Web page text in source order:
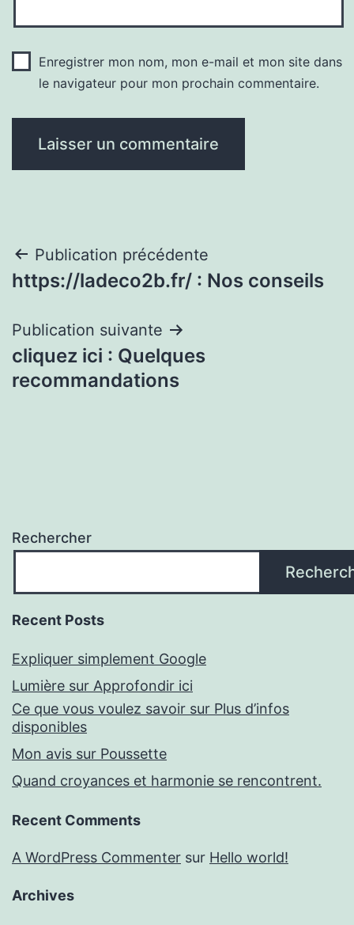
Enregistrer mon nom, mon e-mail et mon site dans
le navigateur pour mon prochain commentaire.
Navigation
de
l’article
Publication précédente
https://ladeco2b.fr/ : Nos conseils
Publication suivante
cliquez ici : Quelques
recommandations
Rechercher
Recent Posts
Expliquer simplement Google
Lumière sur Approfondir ici
Ce que vous voulez savoir sur Plus d’infos
disponibles
Mon avis sur Poussette
Quand croyances et harmonie se rencontrent.
Recent Comments
A WordPress Commenter sur Hello world!
Archives